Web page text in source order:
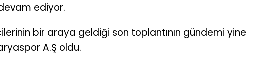
ediyor.
bir araya geldiği son toplantının gündemi yine
A.Ş oldu.